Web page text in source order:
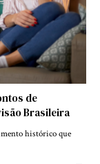
de
Brasileira
histórico que